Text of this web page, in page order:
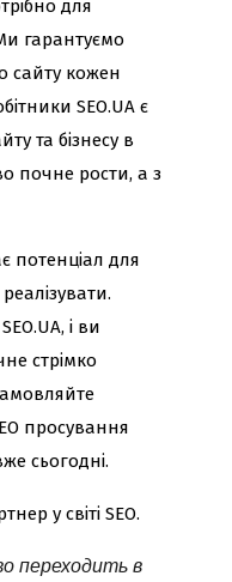
для
гарантуємо
сайту кожен
SEO.UA є
та бізнесу в
почне рости, а з
потенціал для
і ви
стрімко
просування
сьогодні.
у світі SEO.
переходить в